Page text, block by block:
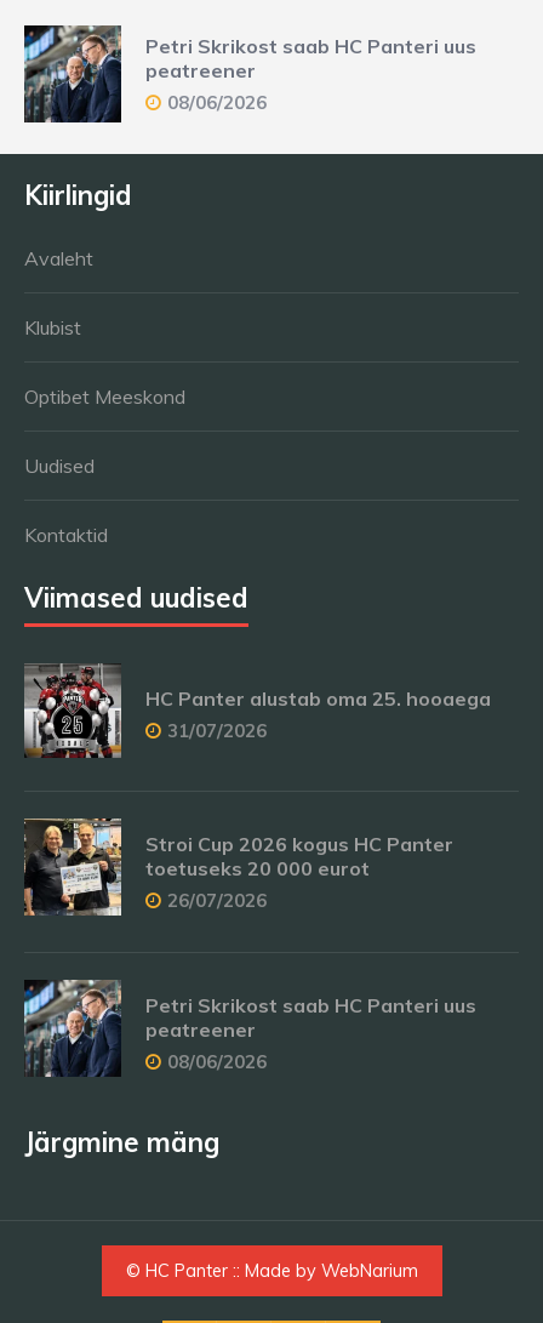
Petri Skrikost saab HC Panteri uus
peatreener
08/06/2026
Kiirlingid
Avaleht
Klubist
Optibet Meeskond
Uudised
Kontaktid
Viimased uudised
HC Panter alustab oma 25. hooaega
31/07/2026
Stroi Cup 2026 kogus HC Panter
toetuseks 20 000 eurot
26/07/2026
Petri Skrikost saab HC Panteri uus
peatreener
08/06/2026
Järgmine mäng
© HC Panter :: Made by WebNarium